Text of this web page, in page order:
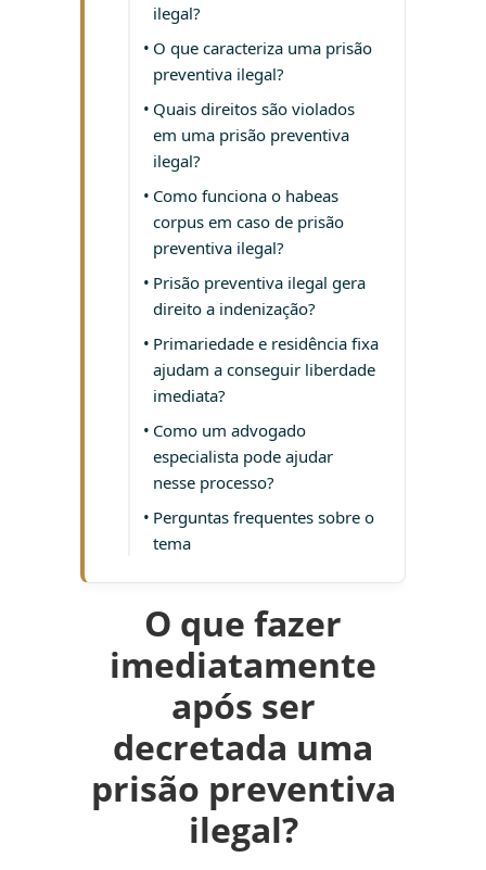
ilegal?
O que caracteriza uma prisão
preventiva ilegal?
Quais direitos são violados
em uma prisão preventiva
ilegal?
Como funciona o habeas
corpus em caso de prisão
preventiva ilegal?
Prisão preventiva ilegal gera
direito a indenização?
Primariedade e residência fixa
ajudam a conseguir liberdade
imediata?
Como um advogado
especialista pode ajudar
nesse processo?
Perguntas frequentes sobre o
tema
O que fazer
imediatamente
após ser
decretada uma
prisão preventiva
ilegal?